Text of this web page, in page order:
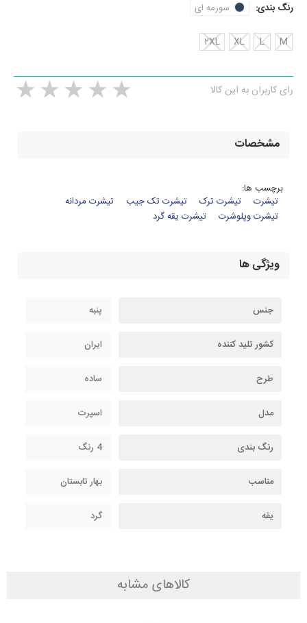
رنگ بندی: سورمه ای
M
L
XL
2XL
رای کاربران به این کالا
مشخصات
برچسب ها:
تیشرت
تیشرت ترک تیشرت تک جیب
تیشرت مردانه
تیشرت وپلوشرت
تیشرت یقه گرد
ویژگی ها
جنس پنبه
کشور تلید کننده ایران
طرح ساده
مدل اسپرت
رنگ بندی 4 رنگ
مناسب بهار تابستان
یقه گرد
کالاهای مشابه